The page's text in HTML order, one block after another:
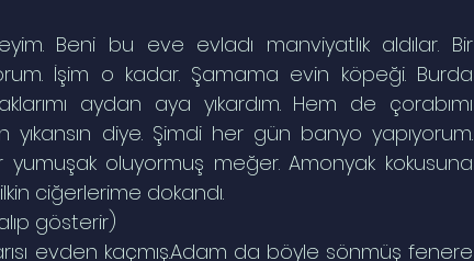
Beni bu eve evladı manviyatlık aldılar. Bir
İşim o kadar. Şamama evin köpeği. Burda
aydan aya yıkardım. Hem de çorabımı
yıkansın diye. Şimdi her gün banyo yapıyorum.
oluyormuş meğer. Amonyak kokusuna
ciğerlerime dokandı.
gösterir)
evden kaçmış.Adam da böyle sönmüş fenere